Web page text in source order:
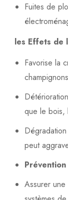
Fuites de
les Effets de
Favorise la
que le bois,
peut
Assurer